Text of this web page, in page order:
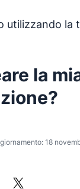
utilizzando
utilizzando la
la
18